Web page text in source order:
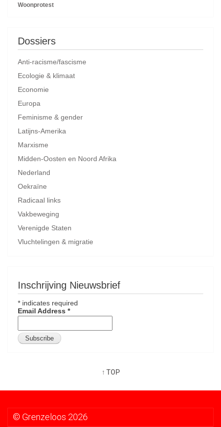
Woonprotest
Dossiers
Anti-racisme/fascisme
Ecologie & klimaat
Economie
Europa
Feminisme & gender
Latijns-Amerika
Marxisme
Midden-Oosten en Noord Afrika
Nederland
Oekraïne
Radicaal links
Vakbeweging
Verenigde Staten
Vluchtelingen & migratie
Inschrijving Nieuwsbrief
* indicates required
Email Address *
↑ TOP
© Grenzeloos 2026